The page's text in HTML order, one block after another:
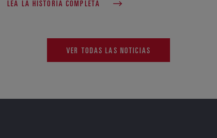
LEA LA HISTORIA COMPLETA
VER TODAS LAS NOTICIAS